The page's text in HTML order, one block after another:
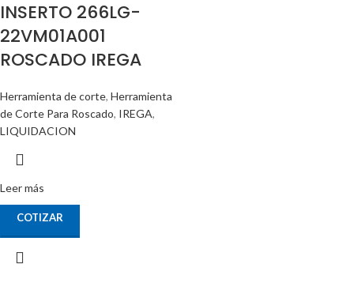
INSERTO 266LG-
22VM01A001
ROSCADO IREGA
Herramienta de corte, Herramienta
de Corte Para Roscado, IREGA,
LIQUIDACION
Leer más
COTIZAR